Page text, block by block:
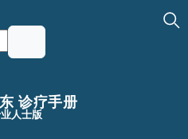
诊疗手册
人士版